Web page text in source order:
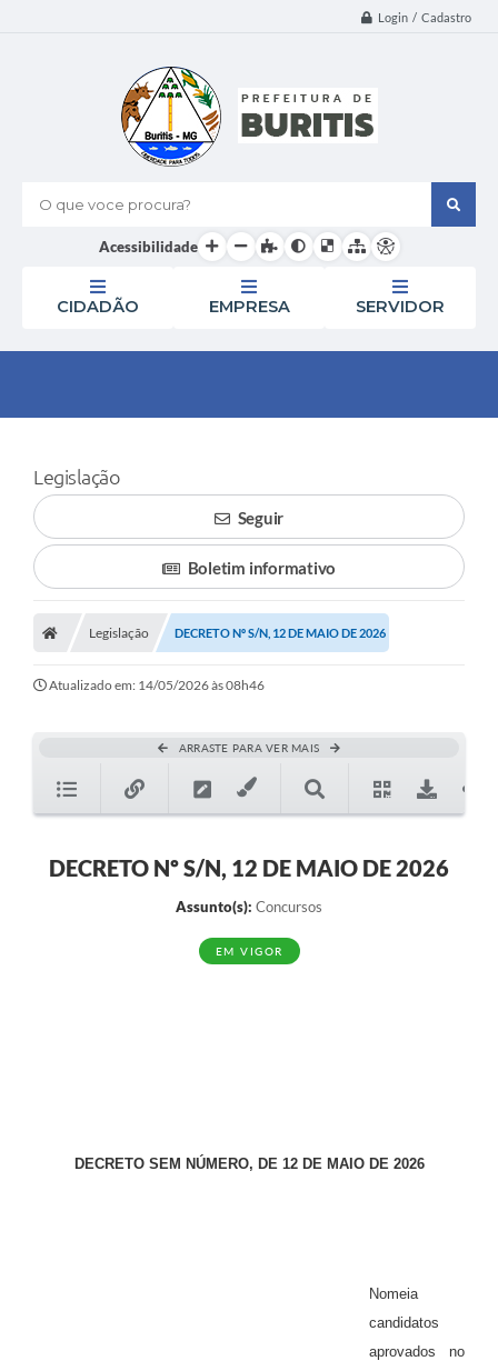
Login / Cadastro
O que voce procura?
Acessibilidade
CIDADÃO EMPRESA SERVIDOR
Legislação
Seguir
Boletim informativo
Legislação DECRETO Nº S/N, 12 DE MAIO DE 2026
Atualizado em: 14/05/2026 às 08h46
ARRASTE PARA VER MAIS
DECRETO Nº S/N, 12 DE MAIO DE 2026
Assunto(s): Concursos
EM VIGOR
DECRETO SEM NÚMERO, DE 12 DE MAIO DE 2026
Nomeia
candidatos
aprovados no